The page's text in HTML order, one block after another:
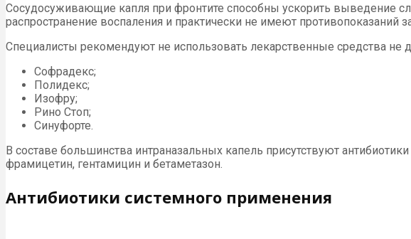
Сосудосуживающие капля при фронтите способны ускорить выведение
распространение воспаления и практически не имеют
Специалисты рекомендуют не использовать лекарственные средства
Софрадекс;
Полидекс;
Изофру;
Рино Стоп;
Синуфорте.
В составе большинства интраназальных капель присутствуют
фрамицетин, гентамицин и бетаметазон.
Антибиотики системного применения